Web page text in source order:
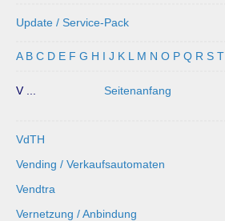
Update / Service-Pack
A B C D E F G H I J K L M N O P Q R S T
V ... Seitenanfang
VdTH
Vending / Verkaufsautomaten
Vendtra
Vernetzung / Anbindung